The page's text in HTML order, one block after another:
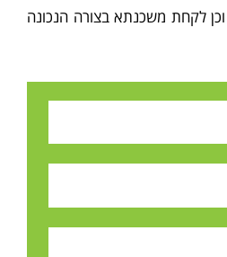
לקחת משכנתא בצורה הנכונה